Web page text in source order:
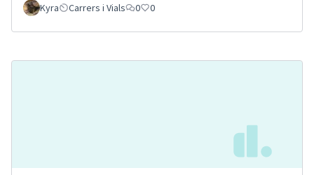
Kyra Carrers i Vials 0 0